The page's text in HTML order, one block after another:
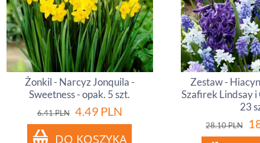
Żonkil - Narcyz Jonquila -
Sweetness - opak. 5 szt.
6.41PLN 4.49 PLN
Zestaw -
Szafirek Lindsay i
23
28.10PLN